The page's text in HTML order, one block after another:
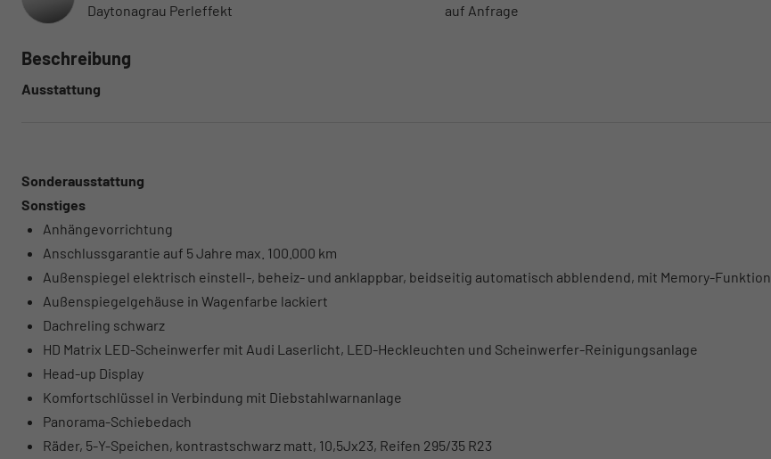
Daytonagrau Perleffekt
auf Anfrage
Beschreibung
Ausstattung
Sonderausstattung
Sonstiges
Anhängevorrichtung
Anschlussgarantie auf 5 Jahre max. 100.000 km
Außenspiegel elektrisch einstell-, beheiz- und anklappbar, beidseitig automatisch abblendend, mit Memory-Funktion
Außenspiegelgehäuse in Wagenfarbe lackiert
Dachreling schwarz
HD Matrix LED-Scheinwerfer mit Audi Laserlicht, LED-Heckleuchten und Scheinwerfer-Reinigungsanlage
Head-up Display
Komfortschlüssel in Verbindung mit Diebstahlwarnanlage
Panorama-Schiebedach
Räder, 5-Y-Speichen, kontrastschwarz matt, 10,5Jx23, Reifen 295/35 R23